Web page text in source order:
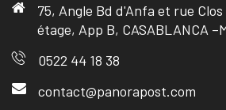
75, Angle Bd d'Anfa et rue
étage, App B, CASABLANCA
0522 44 18 38
contact@panorapost.com